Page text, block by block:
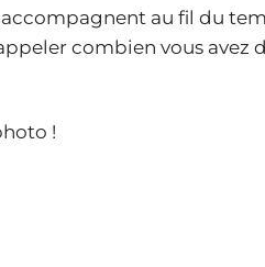
au fil du
combien vous avez
!